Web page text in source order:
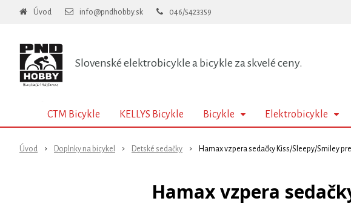
Slovenské elektrobicykle a bicykle za skvelé ceny.
Úvod info@pndhobby.sk 046/5423359
CTM Bicykle KELLYS Bicykle Bicykle Elektrobicykle
Úvod Doplnky na bicykel Detské sedačky Hamax vzpera sedačky Kiss/Sleepy/Smiley
Hamax vzpera